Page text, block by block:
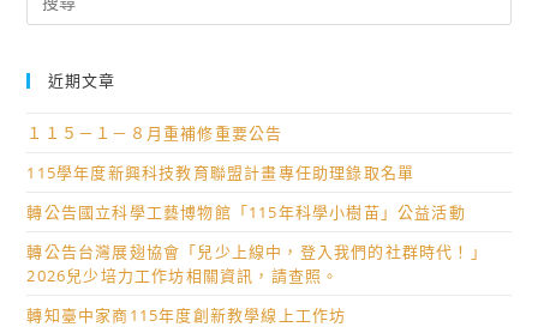
for:
近期文章
１１５－１－８月重補修重要公告
115學年度新興科技教育聯盟計畫專任助理錄取名單
轉公告國立科學工藝博物館「115年科學小樹苗」公益活動
轉公告台灣展翅協會「兒少上線中，登入我們的社群時代！」
2026兒少培力工作坊相關資訊，請查照。
轉知臺中家商115年度創新教學線上工作坊